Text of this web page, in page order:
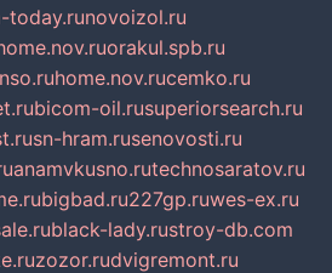
today.runovoizol.ru
orakul.spb.ru
home.nov.rucemko.ru
bicom-oil.rusuperiorsearch.ru
sn-hram.rusenovosti.ru
anamvkusno.rutechnosaratov.ru
bigbad.ru227gp.ruwes-ex.ru
black-lady.rustroy-db.com
zozor.rudvigremont.ru